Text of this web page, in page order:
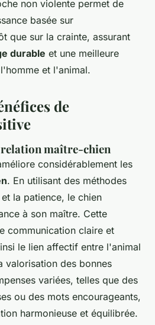
non violente permet de
basée sur
que sur la crainte, assurant
durable et une meilleure
et l'animal.
de
maître-chien
considérablement les
. En utilisant des méthodes
la patience, le chien
à son maître. Cette
communication claire et
le lien affectif entre l'animal
valorisation des bonnes
variées, telles que des
ou des mots encourageants,
harmonieuse et équilibrée.